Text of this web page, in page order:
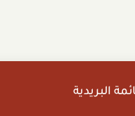
البريدية